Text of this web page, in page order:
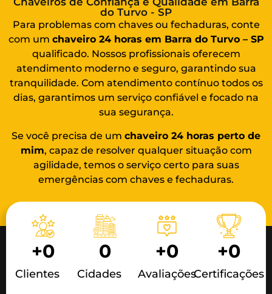
do Turvo - SP
Para problemas com chaves ou fechaduras, conte
com um chaveiro 24 horas em Barra do Turvo – SP
qualificado. Nossos profissionais oferecem
atendimento moderno e seguro, garantindo sua
tranquilidade. Com atendimento contínuo todos os
dias, garantimos um serviço confiável e focado na
sua segurança.
Se você precisa de um chaveiro 24 horas perto de
mim, capaz de resolver qualquer situação com
agilidade, temos o serviço certo para suas
emergências com chaves e fechaduras.
Clientes
+0
Cidades
0
Avaliações
+0
Certificações
+0